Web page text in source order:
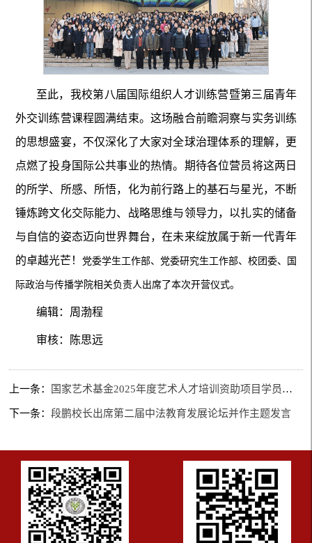
至此，我校第八届国际组织人才训练营暨第三届青年
外交训练营课程圆满结束。这场融合前瞻洞察与实务训练
的思想盛宴，不仅深化了大家对全球治理体系的理解，更
点燃了投身国际公共事业的热情。期待各位营员将这两日
的所学、所感、所悟，化为前行路上的基石与星光，不断
锤炼跨文化交际能力、战略思维与领导力，以扎实的储备
与自信的姿态迈向世界舞台，在未来绽放属于新一代青年
的卓越光芒！
党委学生工作部、 党委研究生工作部、校团委、 国
际政治与传播学院相关负责人出席了本次开营仪式。
编辑：周渤程
审核：陈思远
上一条： 国家艺术基金2025年度艺术人才培训资助项目学员作品展览暨专家研讨会在我校举行
下一条：段鹏校长出席第二届中法教育发展论坛并作主题发言